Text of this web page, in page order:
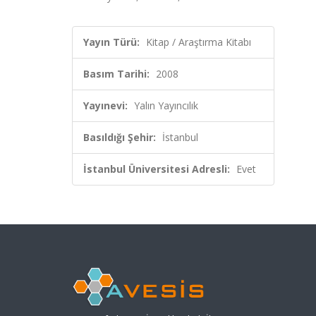
Yayın Türü: Kitap / Araştırma Kitabı
Basım Tarihi: 2008
Yayınevi: Yalın Yayıncılık
Basıldığı Şehir: İstanbul
İstanbul Üniversitesi Adresli: Evet